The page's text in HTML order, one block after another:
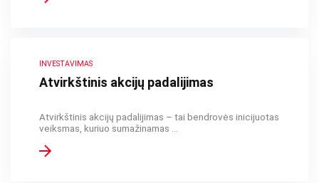
INVESTAVIMAS
Atvirkštinis akcijų padalijimas
Atvirkštinis akcijų padalijimas – tai bendrovės inicijuotas
veiksmas, kuriuo sumažinamas ...